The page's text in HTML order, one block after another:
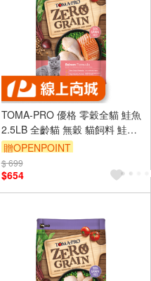
TOMA-PRO 優格 零穀全貓 鮭魚
2.5LB 全齡貓 無穀 貓飼料 鮭魚
5種魚 天然糧
贈OPENPOINT
$ 699
$654